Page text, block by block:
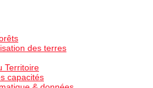
des terres
Territoire
capacités